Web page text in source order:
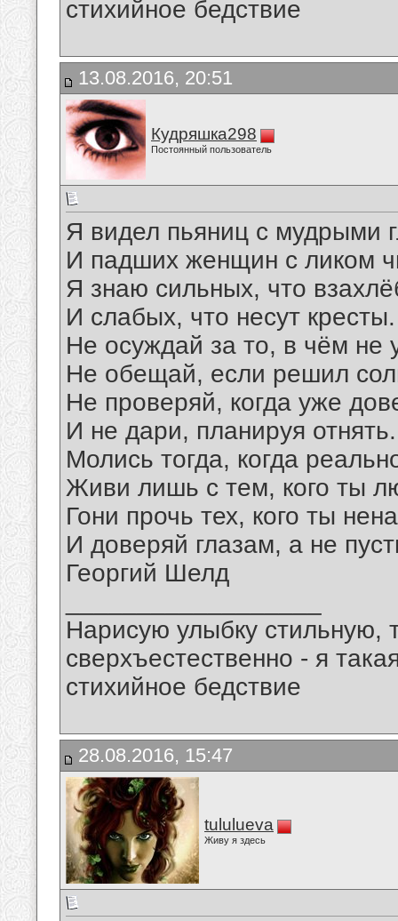
стихийное бедствие
13.08.2016, 20:51
Кудряшка298
Постоянный пользователь
Я видел пьяниц с мудрыми
И падших женщин с ликом
Я знаю сильных, что
И слабых, что несут кресты.
Не осуждай за то, в чём не
Не обещай, если решил
Не проверяй, когда уже
И не дари, планируя отнять.
Молись тогда, когда
Живи лишь с тем, кого ты
Гони прочь тех, кого ты
И доверяй глазам, а не
Георгий Шелд
Нарисую улыбку стильную,
сверхъестественно - я
стихийное бедствие
28.08.2016, 15:47
tululueva
Живу я здесь